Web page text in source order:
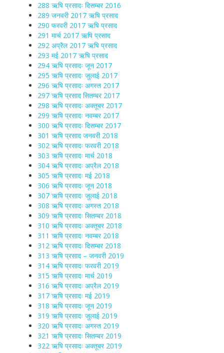
288 ऋषि प्रसादः दिसम्बर 2016
289 जनवरी 2017 ऋषि प्रसाद
290 फरवरी 2017 ऋषि प्रसाद
291 मार्च 2017 ऋषि प्रसाद
292 अप्रैल 2017 ऋषि प्रसाद
293 मई 2017 ऋषि प्रसाद
294 ऋषि प्रसादः जून 2017
295 ऋषि प्रसादः जुलाई 2017
296 ऋषि प्रसादः अगस्त 2017
297 ऋषि प्रसाद सितम्बर 2017
298 ऋषि प्रसादः अक्तूबर 2017
299 ऋषि प्रसादः नवम्बर 2017
300 ऋषि प्रसादः दिसम्बर 2017
301 ऋषि प्रसाद जनवरी 2018
302 ऋषि प्रसादः फरवरी 2018
303 ऋषि प्रसादः मार्च 2018
304 ऋषि प्रसादः अप्रैल 2018
305 ऋषि प्रसादः मई 2018
306 ऋषि प्रसादः जून 2018
307 ऋषि प्रसादः जुलाई 2018
308 ऋषि प्रसादः अगस्त 2018
309 ऋषि प्रसादः सितम्बर 2018
310 ऋषि प्रसादः अक्तूबर 2018
311 ऋषि प्रसादः नवम्बर 2018
312 ऋषि प्रसादः दिसम्बर 2018
313 ऋषि प्रसाद – जनवरी 2019
314 ऋषि प्रसादः फरवरी 2019
315 ऋषि प्रसादः मार्च 2019
316 ऋषि प्रसादः अप्रैल 2019
317 ऋषि प्रसादः मई 2019
318 ऋषि प्रसादः जून 2019
319 ऋषि प्रसादः जुलाई 2019
320 ऋषि प्रसादः अगस्त 2019
321 ऋषि प्रसादः सितम्बर 2019
322 ऋषि प्रसादः अक्तूबर 2019